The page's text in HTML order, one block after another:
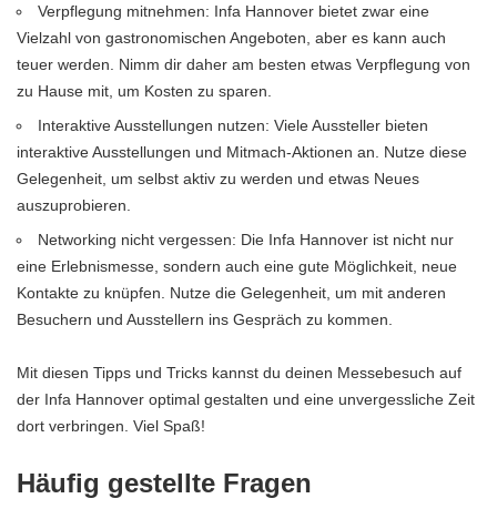
Verpflegung mitnehmen: Infa Hannover bietet zwar eine
Vielzahl von gastronomischen Angeboten, aber es kann auch
teuer werden. Nimm dir daher am besten etwas Verpflegung von
zu Hause mit, um Kosten zu sparen.
Interaktive Ausstellungen nutzen: Viele Aussteller bieten
interaktive Ausstellungen und Mitmach-Aktionen an. Nutze diese
Gelegenheit, um selbst aktiv zu werden und etwas Neues
auszuprobieren.
Networking nicht vergessen: Die Infa Hannover ist nicht nur
eine Erlebnismesse, sondern auch eine gute Möglichkeit, neue
Kontakte zu knüpfen. Nutze die Gelegenheit, um mit anderen
Besuchern und Ausstellern ins Gespräch zu kommen.
Mit diesen Tipps und Tricks kannst du deinen Messebesuch auf
der Infa Hannover optimal gestalten und eine unvergessliche Zeit
dort verbringen. Viel Spaß!
Häufig gestellte Fragen